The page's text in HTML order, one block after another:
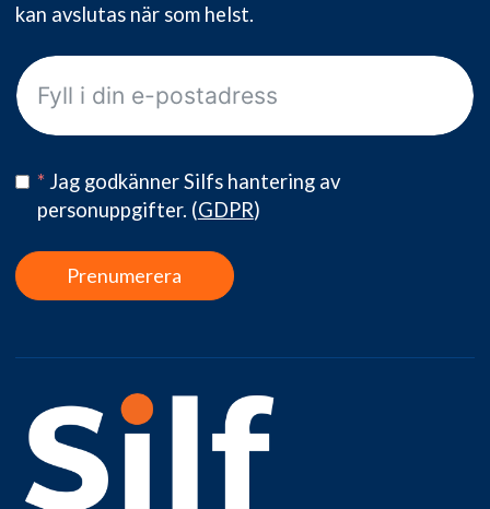
kan avslutas när som helst.
*Jag godkänner Silfs hantering av
personuppgifter. (GDPR)
Prenumerera